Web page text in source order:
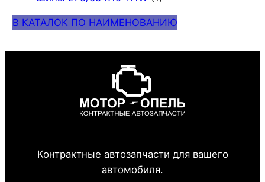
В КАТАЛОК ПО НАИМЕНОВАНИЮ
Контрактные автозапчасти для вашего
автомобиля.